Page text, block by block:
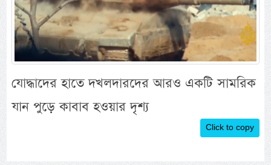
যোদ্ধাদের হাতে দখলদারদের আরও একটি সামরিক
যান পুড়ে কাবাব হওয়ার দৃশ্য
Click to copy